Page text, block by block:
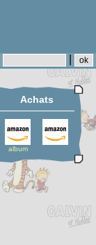
Achats
album